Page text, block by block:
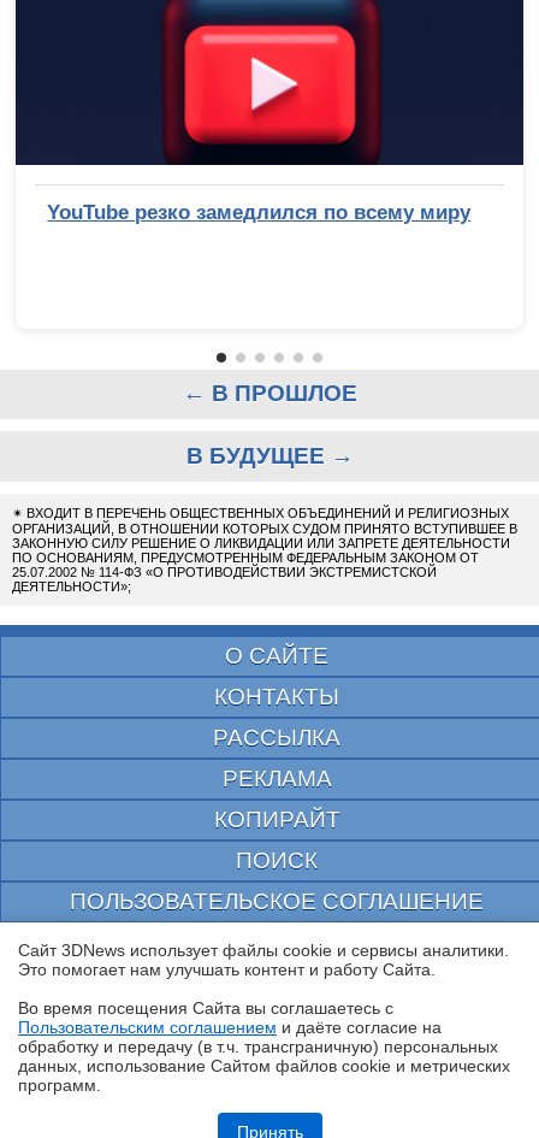
Обзор HUAWEI MatePad SE 11" (2026): тонкий металлический
планшет с раритетной начинкой
YouTube резко замедлился по всему миру
← В ПРОШЛОЕ
В БУДУЩЕЕ →
✴ ВХОДИТ В ПЕРЕЧЕНЬ ОБЩЕСТВЕННЫХ ОБЪЕДИНЕНИЙ И РЕЛИГИОЗНЫХ
ОРГАНИЗАЦИЙ, В ОТНОШЕНИИ КОТОРЫХ СУДОМ ПРИНЯТО ВСТУПИВШЕЕ В
ЗАКОННУЮ СИЛУ РЕШЕНИЕ О ЛИКВИДАЦИИ ИЛИ ЗАПРЕТЕ ДЕЯТЕЛЬНОСТИ
ПО ОСНОВАНИЯМ, ПРЕДУСМОТРЕННЫМ ФЕДЕРАЛЬНЫМ ЗАКОНОМ ОТ
25.07.2002 № 114-ФЗ «О ПРОТИВОДЕЙСТВИИ ЭКСТРЕМИСТСКОЙ
ДЕЯТЕЛЬНОСТИ»;
О САЙТЕ
КОНТАКТЫ
РАССЫЛКА
РЕКЛАМА
КОПИРАЙТ
ПОИСК
ПОЛЬЗОВАТЕЛЬСКОЕ СОГЛАШЕНИЕ
ЗАЩИЩЕНО CURATOR
© 1997—2026 Электронное периодическое издание "3ДНьюс" | Свидетельство о
выдано Федеральной Службой по надзору за соблюдением законодательства в сфере
массовых коммуникаций и охране культурного наследия
При цитировании документа ссылка на сайт с указанием автора обязательна. Полное
заимствование документа является нарушением
российского и международного законодательства и возможно только с согласия
Сайт 3DNews использует файлы cookie и сервисы аналитики.
Это помогает нам улучшать контент и работу Cайта.
Во время посещения Cайта вы соглашаетесь с
Пользовательским соглашением и даёте согласие на
обработку и передачу (в т.ч. трансграничную) персональных
данных, использование Cайтом файлов cookie и метрических
программ.
Принять